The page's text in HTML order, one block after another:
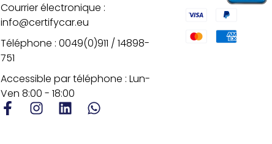
Courrier électronique :
info@certifycar.eu
Téléphone : 0049(0)911 / 14898-
751
Accessible par téléphone : Lun-
Ven 8:00 - 18:00